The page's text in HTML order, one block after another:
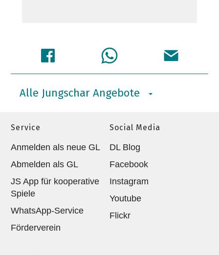
Alle Jungschar Angebote
Service
Anmelden als neue GL
Abmelden als GL
JS App für kooperative
Spiele
WhatsApp-Service
Förderverein
Social Media
DL Blog
Facebook
Instagram
Youtube
Flickr